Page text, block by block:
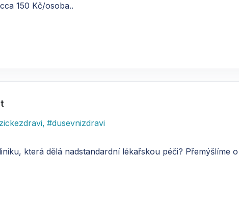
150 Kč/osoba..
, #dusevnizdravi
která dělá nadstandardní lékařskou péči? Přemýšlíme